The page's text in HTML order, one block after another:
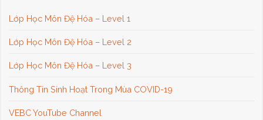
Lớp Học Môn Đệ Hóa – Level 1
Lớp Học Môn Đệ Hóa – Level 2
Lớp Học Môn Đệ Hóa – Level 3
Thông Tin Sinh Hoạt Trong Mùa COVID-19
VEBC YouTube Channel